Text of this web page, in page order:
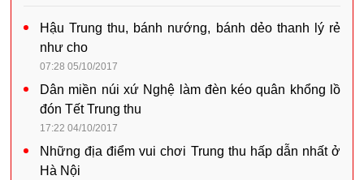
Hậu Trung thu, bánh nướng, bánh dẻo thanh lý rẻ
như cho
07:28 05/10/2017
Dân miền núi xứ Nghệ làm đèn kéo quân khổng lồ
đón Tết Trung thu
17:22 04/10/2017
Những địa điểm vui chơi Trung thu hấp dẫn nhất ở
Hà Nội